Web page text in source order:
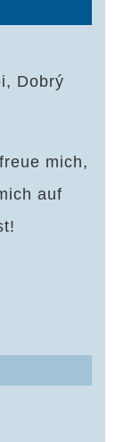
Dobrý
mich,
auf